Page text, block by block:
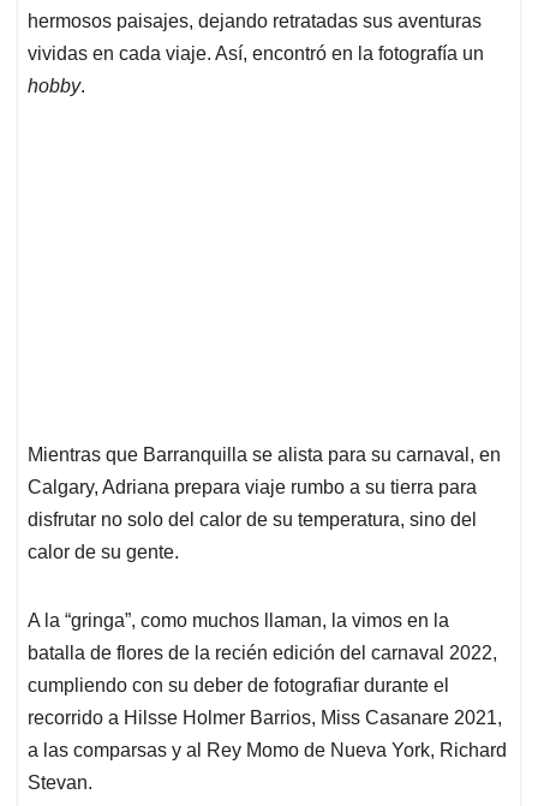
hermosos paisajes, dejando retratadas sus aventuras
vividas en cada viaje. Así, encontró en la fotografía un
hobby.
Mientras que Barranquilla se alista para su carnaval, en
Calgary, Adriana prepara viaje rumbo a su tierra para
disfrutar no solo del calor de su temperatura, sino del
calor de su gente.
A la “gringa”, como muchos llaman, la vimos en la
batalla de flores de la recién edición del carnaval 2022,
cumpliendo con su deber de fotografiar durante el
recorrido a Hilsse Holmer Barrios, Miss Casanare 2021,
a las comparsas y al Rey Momo de Nueva York, Richard
Stevan.